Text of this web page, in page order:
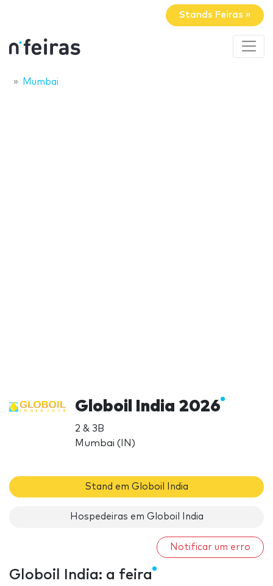
Stands Feiras »
Mumbai
Globoil India 2026
2 & 3B
Mumbai (IN)
Stand em Globoil India
Hospedeiras em Globoil India
Notificar um erro
Globoil India: a feira